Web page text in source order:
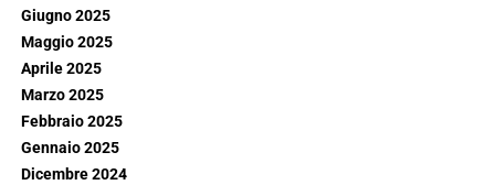
Giugno 2025
Maggio 2025
Aprile 2025
Marzo 2025
Febbraio 2025
Gennaio 2025
Dicembre 2024